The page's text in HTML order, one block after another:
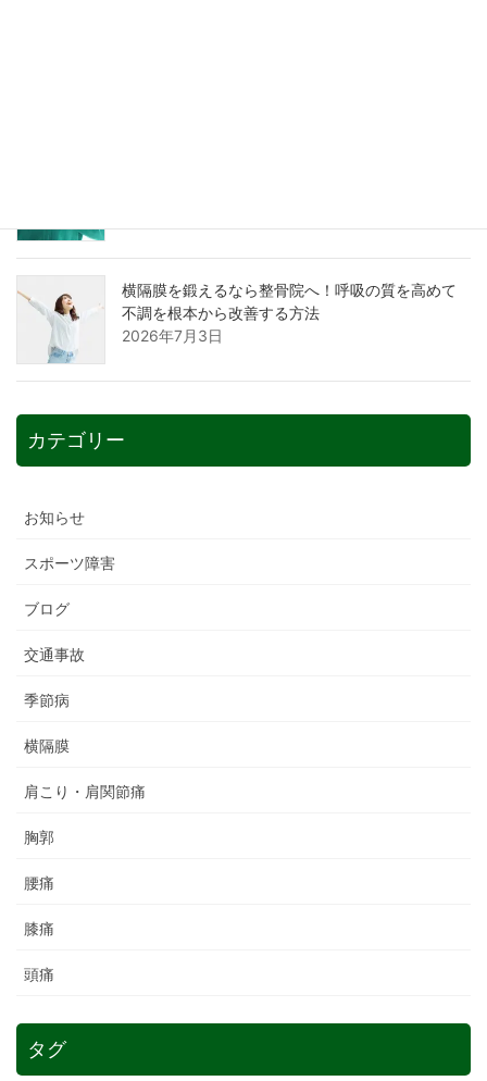
横隔膜を鍛えるなら整骨院へ！呼吸の質を高めて
不調を根本から改善する方法
2026年7月3日
カテゴリー
お知らせ
スポーツ障害
ブログ
交通事故
季節病
横隔膜
肩こり・肩関節痛
胸郭
腰痛
膝痛
頭痛
タグ